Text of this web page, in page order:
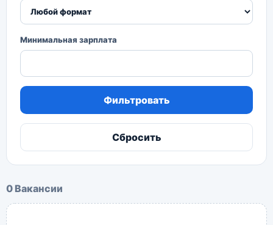
Минимальная зарплата
Фильтровать
Сбросить
0 Вакансии